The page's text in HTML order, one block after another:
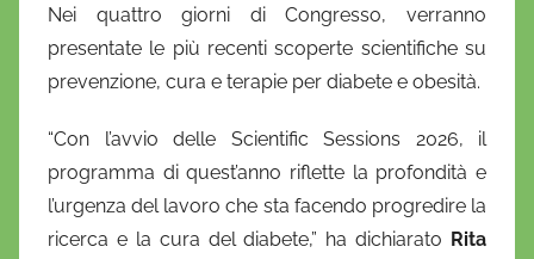
n
o
r
i
o
Nei quattro giorni di Congresso, verranno
presentate le più recenti scoperte scientifiche su
prevenzione, cura e terapie per diabete e obesità.
“Con l’avvio delle Scientific Sessions 2026, il
programma di quest’anno riflette la profondità e
l’urgenza del lavoro che sta facendo progredire la
ricerca e la cura del diabete,” ha dichiarato Rita